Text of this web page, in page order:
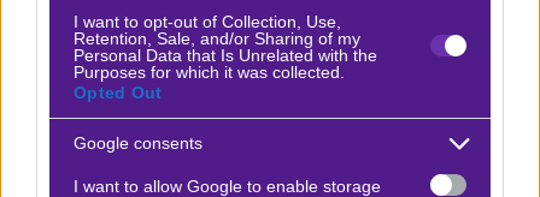
I want to opt-out of Collection, Use,
Retention, Sale, and/or Sharing of my
Personal Data that Is Unrelated with the
Purposes for which it was collected.
Opted Out
Google consents
I want to allow Google to enable storage
1.87, καθώς οι Κύπριοι διαθέτουν την ποιότητα
για να κερδίσει ένα σύνολο αποτελούμενο κατά βάση
από ερασιτέχνες ποδοσφαιριστές. Πάμε στα δεξιά. Τα
-πιο- σπουδαία, στο συνδρομητικό κανάλι από νωρίς.